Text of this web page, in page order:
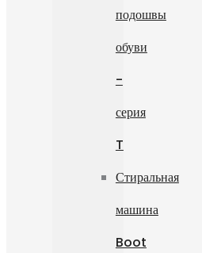
подошвы
обуви
-
серия
T
Стиральная
машина
Boot